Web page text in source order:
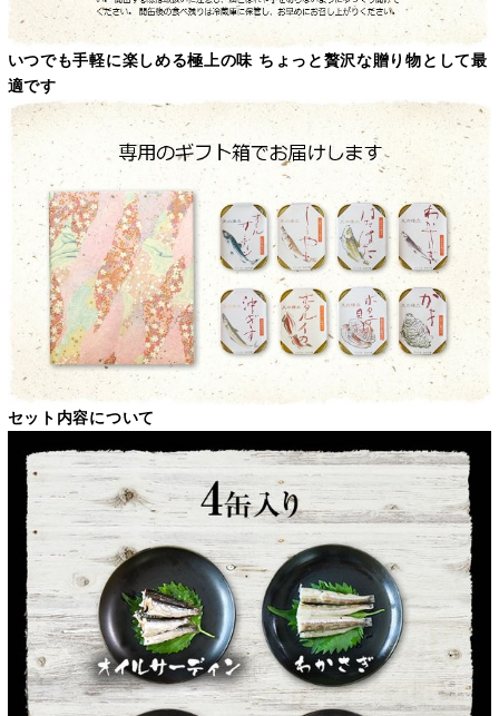
いつでも手軽に楽しめる極上の味 ちょっと贅沢な贈り物として最
適です
セット内容について